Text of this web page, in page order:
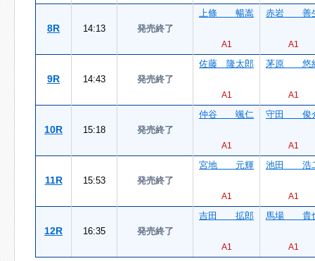
8R 14:13 発売終了
上條 暢嵩
A1
赤岩 善
A1
9R 14:43 発売終了
佐藤 隆太郎
A1
茅原 悠
A1
10R 15:18 発売終了
仲谷 颯仁
A1
守田 俊
A1
11R 15:53 発売終了
宮地 元輝
A1
池田 浩
A1
12R 16:35 発売終了
吉田 拡郎
A1
馬場 貴
A1